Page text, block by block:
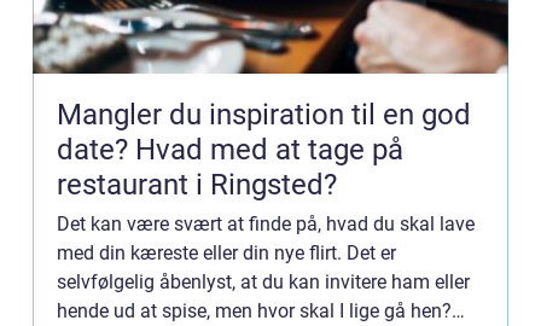
Mangler du inspiration til en god
date? Hvad med at tage på
restaurant i Ringsted?
Det kan være svært at finde på, hvad du skal lave
med din kæreste eller din nye flirt. Det er
selvfølgelig åbenlyst, at du kan invitere ham eller
hende ud at spise, men hvor skal I lige gå hen?